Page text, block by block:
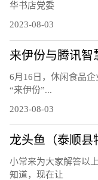
华书店党委
2023-08-03
6月16日，休闲食品
“来伊份”...
2023-08-03
龙头鱼（泰顺县
小常来为大家解答以
知道，现在让